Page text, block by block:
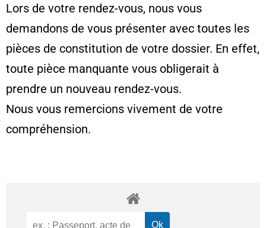
Lors de votre rendez-vous, nous vous
demandons de vous présenter avec toutes les
pièces de constitution de votre dossier. En effet,
toute pièce manquante vous obligerait à
prendre un nouveau rendez-vous.
Nous vous remercions vivement de votre
compréhension.